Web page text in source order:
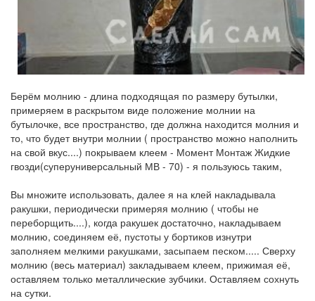
Берём молнию - длина подходящая по размеру бутылки,
примеряем в раскрытом виде положение молнии на
бутылочке, все пространство, где должна находится молния и
то, что будет внутри молнии ( пространство можно наполнить
на свой вкус....) покрываем клеем - Момент Монтаж Жидкие
гвозди(суперуниверсальный МВ - 70) - я пользуюсь таким,
Вы множите использовать, далее я на клей накладывала
ракушки, периодически примеряя молнию ( чтобы не
переборщить....), когда ракушек достаточно, накладываем
молнию, соединяем её, пустоты у бортиков изнутри
заполняем мелкими ракушками, засыпаем песком..... Сверху
молнию (весь материал) закладываем клеем, прижимая её,
оставляем только металлические зубчики. Оставляем сохнуть
на сутки.